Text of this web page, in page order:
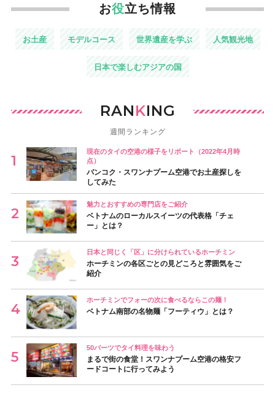
お役立ち情報
お土産 モデルコース 世界遺産を学ぶ 人気観光地
日本で楽しむアジアの国
RANKING
週間ランキング
現在のタイの空港の様子をリポート（2022年4月時
点）
バンコク・スワンナプーム空港でお土産探しを
してみた
魅力とおすすめの専門店をご紹介
ベトナムのローカルスイーツの代表格「チェ
ー」とは？
日本と同じく「区」に分けられているホーチミン
ホーチミンの各区ごとの見どころと雰囲気をご
紹介
ホーチミンでフォーの次に食べるならこの麺！
ベトナム南部の名物麺「フーティウ」とは？
50バーツでタイ料理を味わう
まるで街の食堂！スワンナプーム空港の格安フ
ードコートに行ってみよう